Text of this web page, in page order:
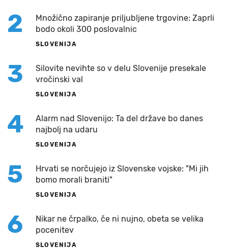
2
Množično zapiranje priljubljene trgovine: Zaprli
bodo okoli 300 poslovalnic
SLOVENIJA
3
Silovite nevihte so v delu Slovenije presekale
vročinski val
SLOVENIJA
4
Alarm nad Slovenijo: Ta del države bo danes
najbolj na udaru
SLOVENIJA
5
Hrvati se norčujejo iz Slovenske vojske: "Mi jih
bomo morali braniti"
SLOVENIJA
6
Nikar ne črpalko, če ni nujno, obeta se velika
pocenitev
SLOVENIJA